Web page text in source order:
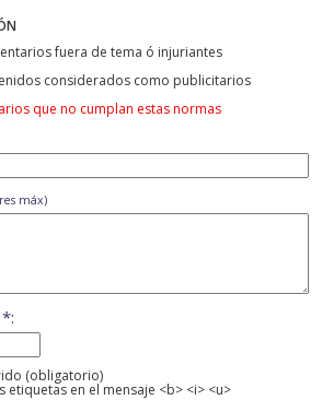
fuera de tema ó injuriantes
considerados como publicitarios
que no cumplan estas normas
máx)
(obligatorio)
etiquetas en el mensaje <b> <i> <u>